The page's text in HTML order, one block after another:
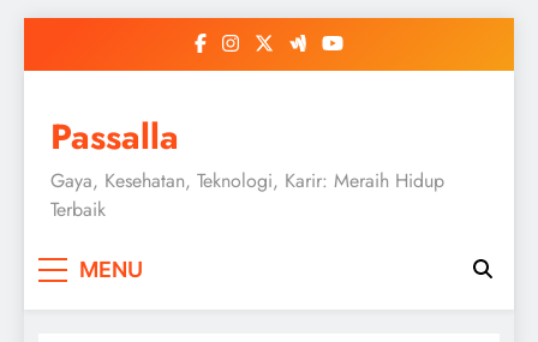
Passalla
Gaya, Kesehatan, Teknologi, Karir: Meraih Hidup
Terbaik
MENU